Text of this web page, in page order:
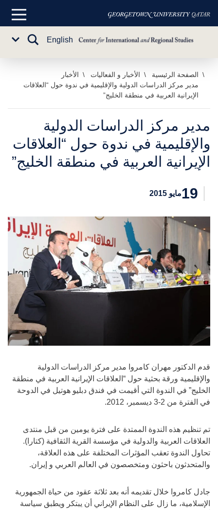
تخطي
المحتوى
الرئيسي
القائمة
English
تبديل
الصفحة الرئيسية الأخبار و الفعاليات
الأخبار
مدير مركز الدراسات الدولية والإقليمية في ندوة حول “العلاقات
الإيرانية العربية في منطقة الخليج”
مدير مركز الدراسات الدولية
والإقليمية في ندوة حول “العلاقات
الإيرانية العربية في منطقة الخليج”
19مايو 2015
قدم الدكتور مهران كامروا مدير مركز الدراسات الدولية
والإقليمية ورقة بحثية حول “العلاقات الإيرانية العربية في منطقة
الخليج” في الندوة التي أقيمت في فندق دبليو هوتيل في الدوحة
في الفترة من 2-3 ديسمبر، 2012.
تم تنظيم هذه الندوة الممتدة على فترة يومين من قبل منتدى
العلاقات العربية والدولية في مؤسسة القرية الثقافية (كتارا).
تحاول الندوة تعقب المؤثرات المختلفة على هذه العلاقة،
والمتحدثون باحثون ومتخصصون في العالم العربي و إيران.
جادل كامروا خلال تقديمه أنه بعد ثلاثة عقود من حياة الجمهورية
الإسلامية، ما زال على النظام الإيراني أن يبتكر ويطبق سياسة